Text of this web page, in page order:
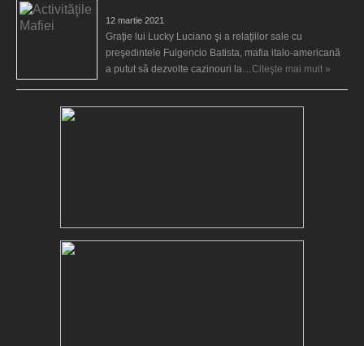
12 martie 2021
Graţie lui Lucky Luciano şi a relaţiilor sale cu
preşedintele Fulgencio Batista, mafia italo-americană
a putut să dezvolte cazinouri la… Citeşte mai mult »